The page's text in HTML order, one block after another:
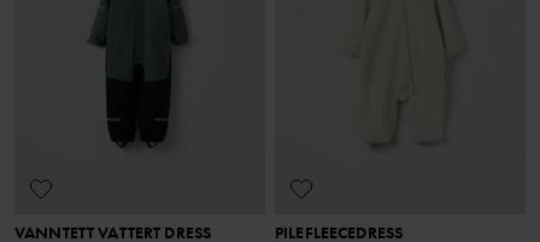
VANNTETT VATTERT DRESS PILEFLEECEDRESS